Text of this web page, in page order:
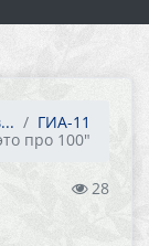
ГИА-11
про 100"
28